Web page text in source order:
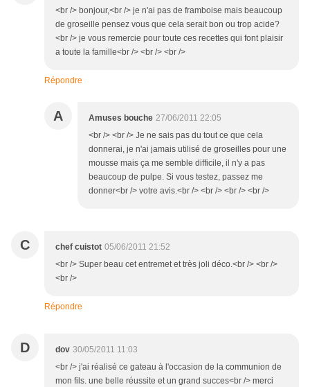
<br /> bonjour,<br /> je n'ai pas de framboise mais beaucoup
de groseille pensez vous que cela serait bon ou trop acide?
<br /> je vous remercie pour toute ces recettes qui font plaisir
a toute la famille<br /> <br /> <br />
Répondre
A Amuses bouche 27/06/2011 22:05
<br /> <br /> Je ne sais pas du tout ce que cela
donnerai, je n'ai jamais utilisé de groseilles pour une
mousse mais ça me semble difficile, il n'y a pas
beaucoup de pulpe. Si vous testez, passez me
donner<br /> votre avis.<br /> <br /> <br /> <br />
C chef cuistot 05/06/2011 21:52
<br /> Super beau cet entremet et très joli déco.<br /> <br />
<br />
Répondre
D dov 30/05/2011 11:03
<br /> j'ai réalisé ce gateau à l'occasion de la communion de
mon fils. une belle réussite et un grand succes<br /> merci